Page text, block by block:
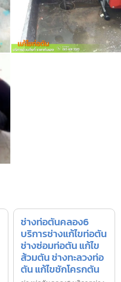
ช่างท่อตันคลอง6
บริการช่างแก้ไขท่อตัน
ช่างซ่อมท่อตัน แก้ไข
ส้วมตัน ช่างทะลวงท่อ
ตัน แก้ไขชักโครกตัน